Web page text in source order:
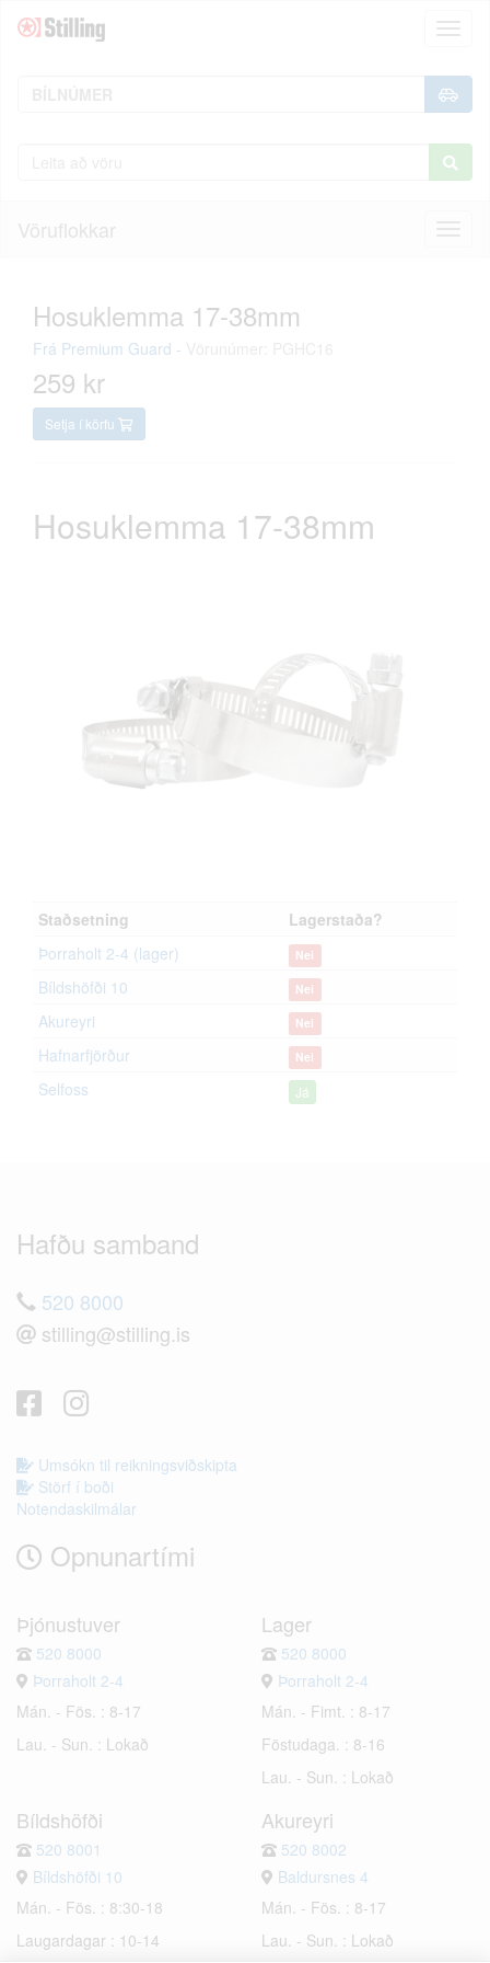
Vöruflokkar
Hosuklemma 17-38mm
Frá Premium Guard -
259 kr
Setja í körfu
Hosuklemma 17-38mm
Staðsetning
Lagerstaða?
Þorraholt 2-4 (lager)
Nei
Bíldshöfði 10 Nei
Akureyri Nei
Hafnarfjörður Nei
Selfoss Já
Hafðu samband
520 8000
stilling@stilling.is
Umsókn til reikningsviðskipta
Störf í boði
Notendaskilmálar
Opnunartími
Þjónustuver
520 8000
Þorraholt 2-4
Mán. - Fös. : 8-17
Lau. - Sun. : Lokað
Lager
520 8000
Þorraholt 2-4
Mán. - Fimt. : 8-17
Föstudaga. : 8-16
Lau. - Sun. : Lokað
Bíldshöfði
520 8001
Bíldshöfði 10
Mán. - Fös. : 8:30-18
Laugardagar : 10-14
Akureyri
520 8002
Baldursnes 4
Mán. - Fös. : 8-17
Lau. - Sun. : Lokað